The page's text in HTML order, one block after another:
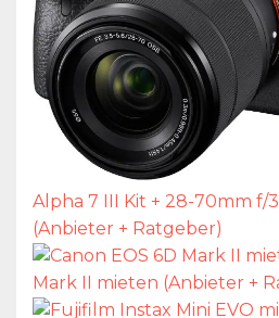
Alpha 7 III Kit + 28-70mm f/
(Anbieter + Ratgeber)
Mark II mieten (Anbieter +